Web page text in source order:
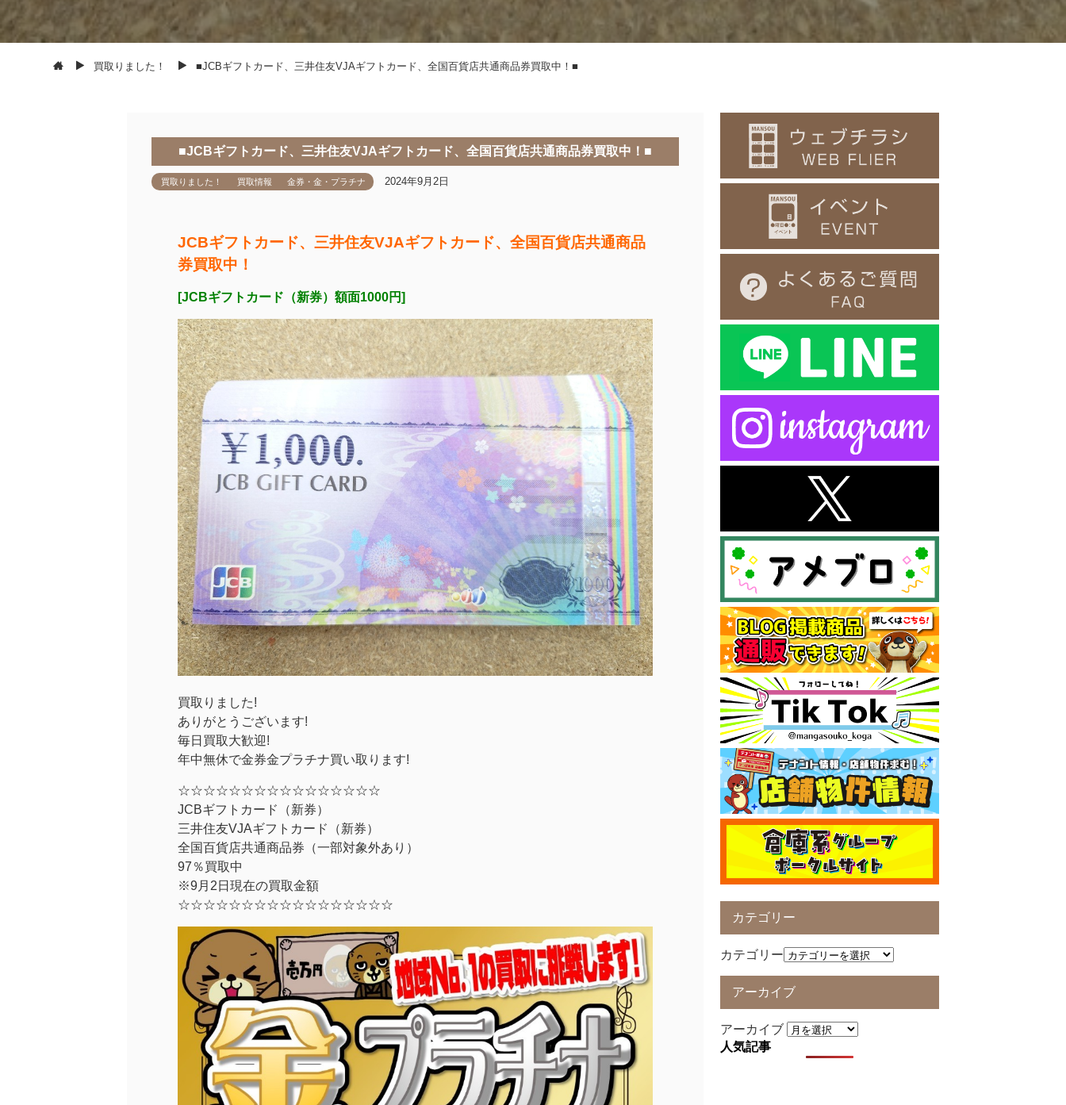
買取りました！ ■JCBギフトカード、三井住友VJAギフトカード、全国百貨店共通商品券買取中！■
■JCBギフトカード、三井住友VJAギフトカード、全国百貨店共通商品券買取中！■
買取りました！ 買取情報 金券・金・プラチナ 2024年9月2日
JCBギフトカード、三井住友VJAギフトカード、全国百貨店共通商品
券買取中！
[JCBギフトカード（新券）額面1000円]
買取りました!
ありがとうございます!
毎日買取大歓迎!
年中無休で金券金プラチナ買い取ります!
☆☆☆☆☆☆☆☆☆☆☆☆☆☆☆☆
JCBギフトカード（新券）
三井住友VJAギフトカード（新券）
全国百貨店共通商品券（一部対象外あり）
97％買取中
※9月2日現在の買取金額
☆☆☆☆☆☆☆☆☆☆☆☆☆☆☆☆☆
カテゴリー
カテゴリー
アーカイブ
アーカイブ
人気記事